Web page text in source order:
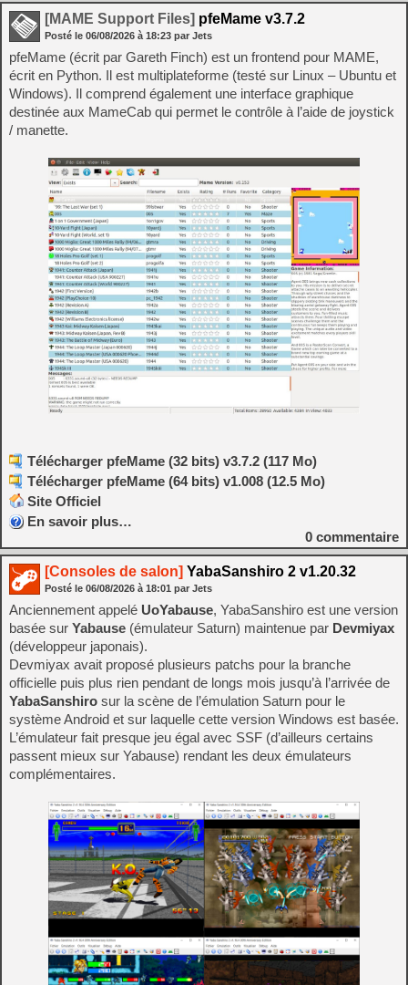
[MAME Support Files] pfeMame v3.7.2
Posté le 06/08/2026 à 18:23 par Jets
pfeMame (écrit par Gareth Finch) est un frontend pour MAME,
écrit en Python. Il est multiplateforme (testé sur Linux – Ubuntu et
Windows). Il comprend également une interface graphique
destinée aux MameCab qui permet le contrôle à l’aide de joystick
/ manette.
Télécharger pfeMame (32 bits) v3.7.2 (117 Mo)
Télécharger pfeMame (64 bits) v1.008 (12.5 Mo)
Site Officiel
En savoir plus…
0 commentaire
[Consoles de salon] YabaSanshiro 2 v1.20.32
Posté le 06/08/2026 à 18:01 par Jets
Anciennement appelé UoYabause, YabaSanshiro est une version
basée sur Yabause (émulateur Saturn) maintenue par Devmiyax
(développeur japonais).
Devmiyax avait proposé plusieurs patchs pour la branche
officielle puis plus rien pendant de longs mois jusqu’à l’arrivée de
YabaSanshiro sur la scène de l’émulation Saturn pour le
système Android et sur laquelle cette version Windows est basée.
L’émulateur fait presque jeu égal avec SSF (d’ailleurs certains
passent mieux sur Yabause) rendant les deux émulateurs
complémentaires.